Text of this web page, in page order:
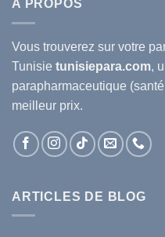
A PROPOS
Vous trouverez sur votre
Tunisie tunisiepara.com,
parapharmaceutique
meilleur prix.
ARTICLES DE BLOG